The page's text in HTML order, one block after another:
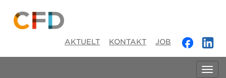
AKTUELT KONTAKT JOB